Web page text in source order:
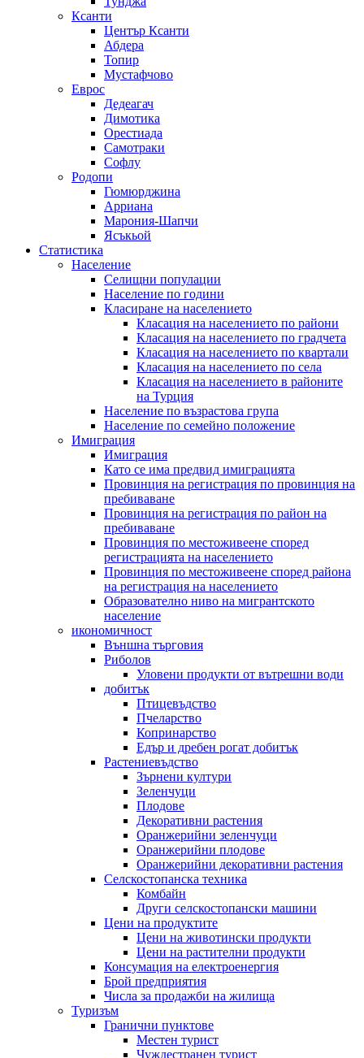
Ксанти
Център Ксанти
Абдера
Топир
Мустафчово
Еврос
Дедеагач
Димотика
Орестиада
Самотраки
Софлу
Родопи
Гюмюрджина
Арриана
Марония-Шапчи
Ясъкьой
Статистика
Население
Селищни популации
Население по години
Класиране на населението
Класация на населението по райони
Класация на населението по градчета
Класация на населението по квартали
Класация на населението по села
Класация на населението в районите
на Турция
Население по възрастова група
Население по семейно положение
Имиграция
Имиграция
Като се има предвид имиграцията
Провинция на регистрация по провинция на
пребиваване
Провинция на регистрация по район на
пребиваване
Провинция по местоживеене според
регистрацията на населението
Провинция по местоживеене според района
на регистрация на населението
Образователно ниво на мигрантското
население
икономичност
Външна търговия
Риболов
Уловени продукти от вътрешни води
добитък
Птицевъдство
Пчеларство
Копринарство
Едър и дребен рогат добитък
Растениевъдство
Зърнени култури
Зеленчуци
Плодове
Декоративни растения
Оранжерийни зеленчуци
Оранжерийни плодове
Оранжерийни декоративни растения
Селскостопанска техника
Комбайн
Други селскостопански машини
Цени на продуктите
Цени на животински продукти
Цени на растителни продукти
Консумация на електроенергия
Брой предприятия
Числа за продажби на жилища
Туризъм
Гранични пунктове
Местен турист
Чуждестранен турист